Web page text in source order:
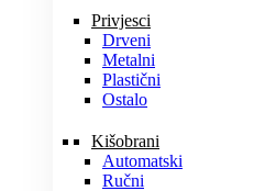
Privjesci
Drveni
Metalni
Plastični
Ostalo
Kišobrani
Automatski
Ručni